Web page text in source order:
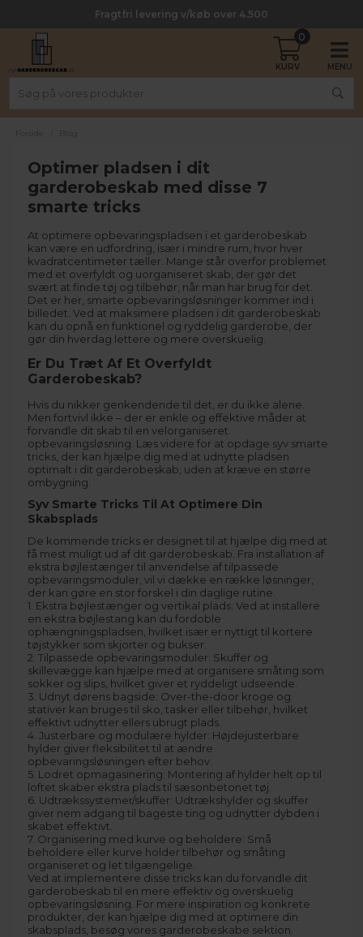
Fragtfri levering v/køb over 4.500
0
Optimer pladsen i dit
garderobeskab med disse 7
smarte tricks
At optimere opbevaringspladsen i et garderobeskab
kan være en udfordring, især i mindre rum, hvor hver
kvadratcentimeter tæller. Mange står overfor problemet
med et overfyldt og uorganiseret skab, der gør det
svært at finde tøj og tilbehør, når man har brug for det.
Det er her, smarte opbevaringsløsninger kommer ind i
billedet. Ved at maksimere pladsen i dit garderobeskab
kan du opnå en funktionel og ryddelig garderobe, der
gør din hverdag lettere og mere overskuelig.
Er Du Træt Af Et Overfyldt
Garderobeskab?
Hvis du nikker genkendende til det, er du ikke alene.
Men fortvivl ikke – der er enkle og effektive måder at
forvandle dit skab til en velorganiseret
opbevaringsløsning. Læs videre for at opdage syv smarte
tricks, der kan hjælpe dig med at udnytte pladsen
optimalt i dit garderobeskab, uden at kræve en større
ombygning.
Syv Smarte Tricks Til At Optimere Din
Skabsplads
De kommende tricks er designet til at hjælpe dig med at
få mest muligt ud af dit garderobeskab. Fra installation af
ekstra bøjlestænger til anvendelse af tilpassede
opbevaringsmoduler, vil vi dække en række løsninger,
der kan gøre en stor forskel i din daglige rutine.
1. Ekstra bøjlestænger og vertikal plads: Ved at installere
en ekstra bøjlestang kan du fordoble
ophængningspladsen, hvilket især er nyttigt til kortere
tøjstykker som skjorter og bukser.
2. Tilpassede opbevaringsmoduler: Skuffer og
skillevægge kan hjælpe med at organisere småting som
sokker og slips, hvilket giver et ryddeligt udseende.
3. Udnyt dørens bagside: Over-the-door kroge og
stativer kan bruges til sko, tasker eller tilbehør, hvilket
effektivt udnytter ellers ubrugt plads.
4. Justerbare og modulære hylder: Højdejusterbare
hylder giver fleksibilitet til at ændre
opbevaringsløsningen efter behov.
5. Lodret opmagasinering: Montering af hylder helt op til
loftet skaber ekstra plads til sæsonbetonet tøj.
6. Udtrækssystemer/skuffer: Udtrækshylder og skuffer
giver nem adgang til bageste ting og udnytter dybden i
skabet effektivt.
7. Organisering med kurve og beholdere: Små
beholdere eller kurve holder tilbehør og småting
organiseret og let tilgængelige.
Ved at implementere disse tricks kan du forvandle dit
garderobeskab til en mere effektiv og overskuelig
opbevaringsløsning. For mere inspiration og konkrete
produkter, der kan hjælpe dig med at optimere din
skabsplads, besøg vores garderobeskabe sektion.